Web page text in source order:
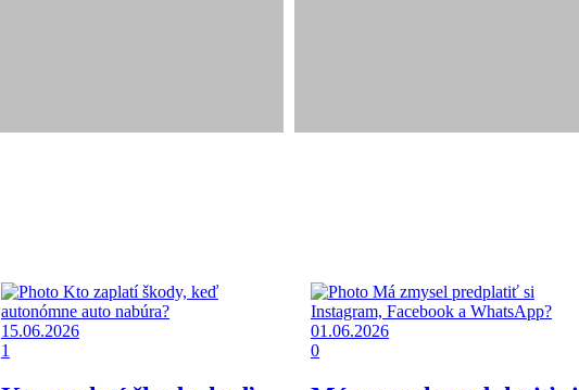
15.06.2026
1
01.06.2026
0